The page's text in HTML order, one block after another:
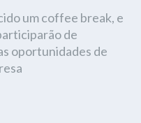
um coffee break, e
de
oportunidades de